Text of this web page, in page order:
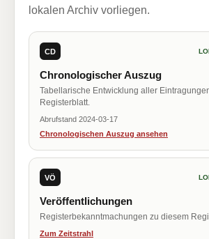
lokalen Archiv vorliegen.
CD
Chronologischer Auszug
Tabellarische Entwicklung aller
Registerblatt.
Abrufstand 2024-03-17
Chronologischen Auszug ansehen
VÖ
Veröffentlichungen
Registerbekanntmachungen zu diesem
Zum Zeitstrahl